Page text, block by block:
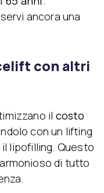
ancora una
con altri
il costo
con un lifting
lipofilling. Questo
di tutto